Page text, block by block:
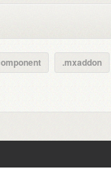
.mxaddon